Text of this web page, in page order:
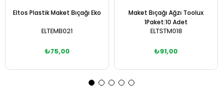
Eltos Plastik Maket Bıçağı Eko
ELTEMB021
₺75,00
Maket Bıçağı Ağzı Toolux
1Paket:10 Adet
ELTSTM018
₺91,00